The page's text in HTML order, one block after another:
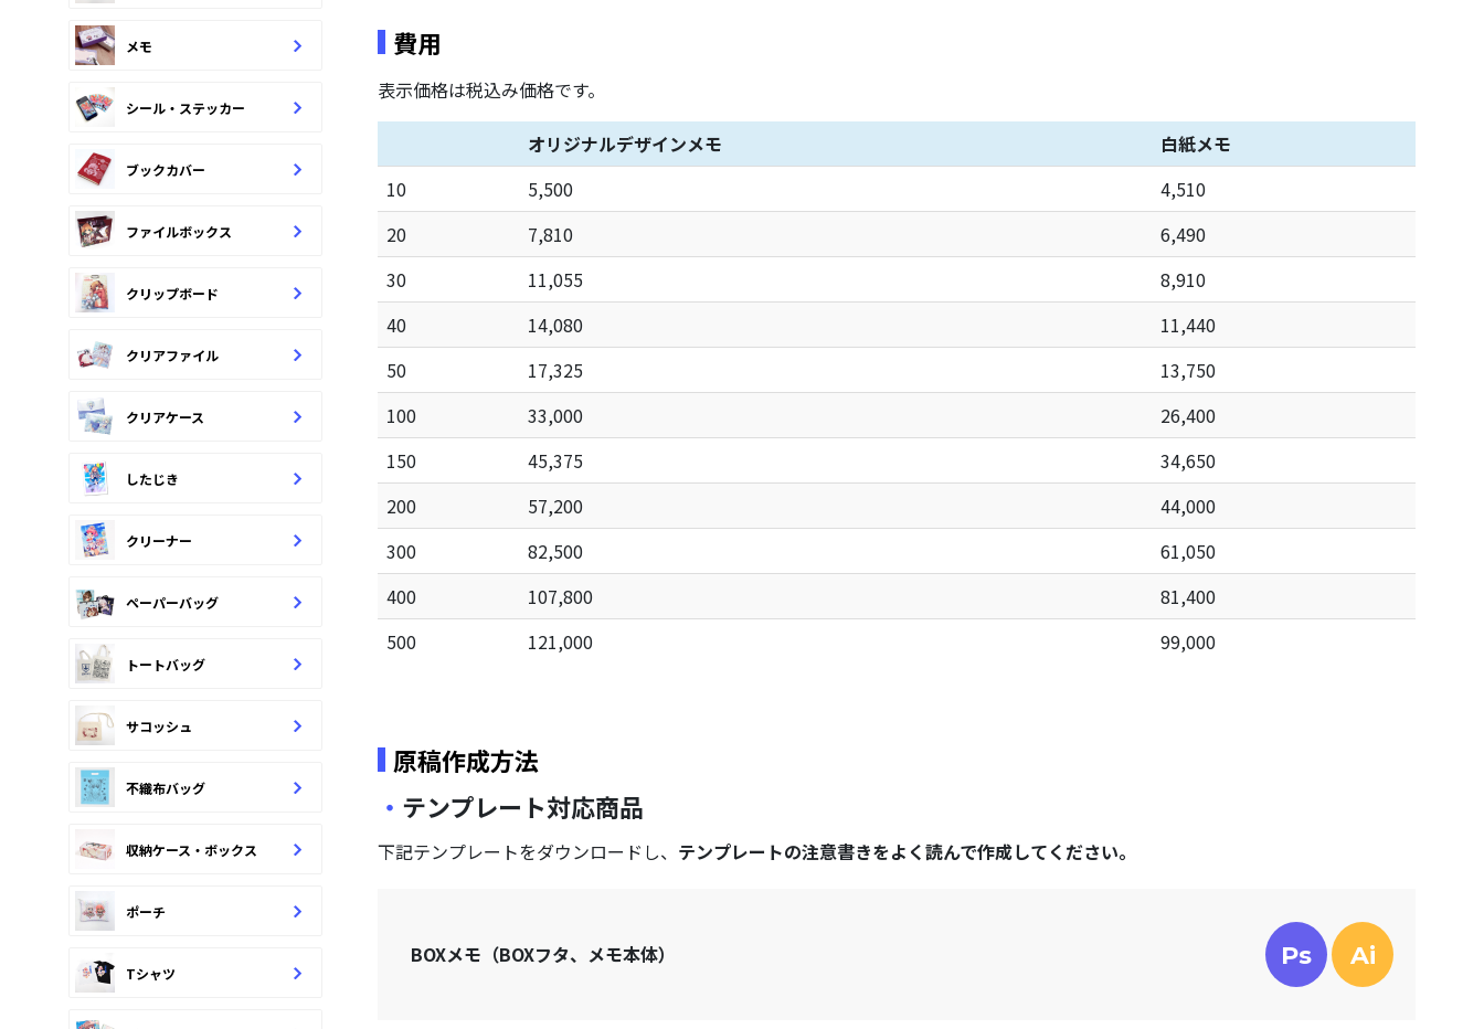
メモ
シール・ステッカー
ブックカバー
ファイルボックス
クリップボード
クリアファイル
クリアケース
したじき
クリーナー
ペーパーバッグ
トートバッグ
サコッシュ
不織布バッグ
収納ケース・ボックス
ポーチ
Tシャツ
費用
表示価格は税込み価格です。
オリジナルデザインメモ
白紙メモ
10
5,500
4,510
20
7,810
6,490
30
11,055
8,910
40
14,080
11,440
50
17,325
13,750
100
33,000
26,400
150
45,375
34,650
200
57,200
44,000
300
82,500
61,050
400
107,800
81,400
500
121,000 99,000
原稿作成方法
テンプレート対応商品
下記テンプレートをダウンロードし、 テンプレートの注意書きをよく読んで作成してください。
BOXメモ（BOXフタ、メモ本体） Ps Ai